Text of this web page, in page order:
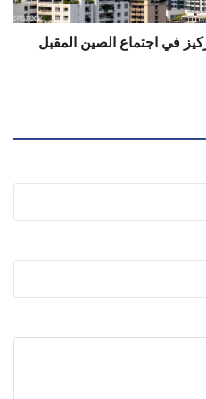
في اجتماع الصين المقبل